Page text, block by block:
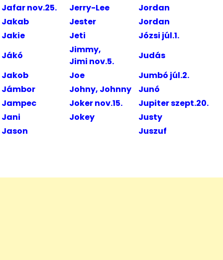
Jafar nov.25.
Jerry-Lee
Jordan
Jakab
Jester
Jordan
Jakie
Jeti
Józsi júl.1.
Jákó
Jimmy,
Jimi nov.5.
Judás
Jakob
Joe
Jumbó júl.2.
Jámbor
Johny, Johnny
Junó
Jampec
Joker nov.15.
Jupiter szept.20.
Jani
Jokey
Justy
Jason
Juszuf